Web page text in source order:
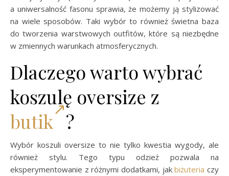
a uniwersalność fasonu sprawia, że możemy ją stylizować
na wiele sposobów. Taki wybór to również świetna baza
do tworzenia warstwowych outfitów, które są niezbędne
w zmiennych warunkach atmosferycznych.
Dlaczego warto wybrać
koszulę oversize z
butik ?
Wybór koszuli oversize to nie tylko kwestia wygody, ale
również stylu. Tego typu odzież pozwala na
eksperymentowanie z różnymi dodatkami, jakbiżuteria czy